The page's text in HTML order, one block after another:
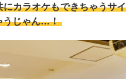
カラオケもできちゃうサイ
うじゃん…！